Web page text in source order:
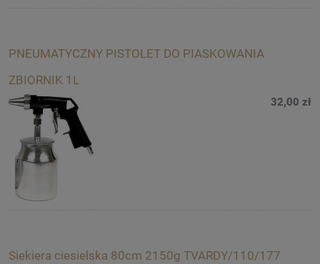
PNEUMATYCZNY PISTOLET DO PIASKOWANIA
ZBIORNIK 1L
32,00 zł
Siekiera ciesielska 80cm 2150g TVARDY/110/177